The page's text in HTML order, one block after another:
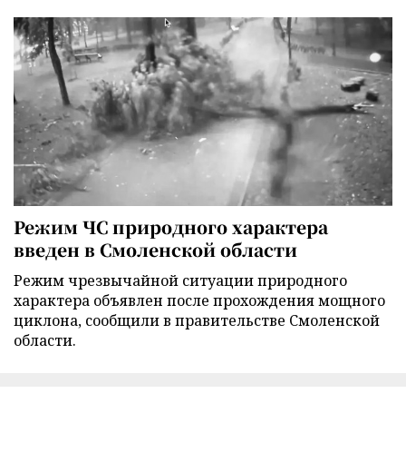
Режим ЧС природного характера
введен в Смоленской области
Режим чрезвычайной ситуации природного
характера объявлен после прохождения мощного
циклона, сообщили в правительстве Смоленской
области.